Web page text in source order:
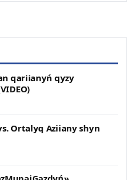
qariianyń qyzy
Ortalyq Aziiany shyn